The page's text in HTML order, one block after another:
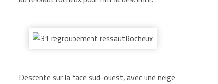
Descente sur la face sud-ouest, avec une neige